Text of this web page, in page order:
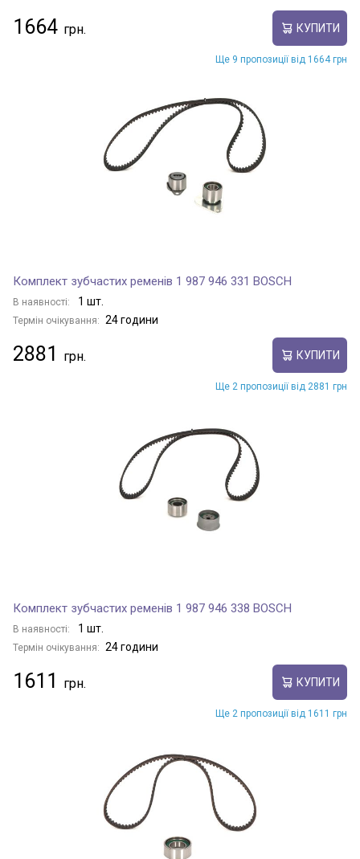
1664 КУПИТИ
Ще 9 пропозиції від 1664 грн
Комплект зубчастих ременів 1 987 946 331 BOSCH
В наявності: 1 шт.
Термін очікування: 24 години
2881 КУПИТИ
Ще 2 пропозиції від 2881 грн
Комплект зубчастих ременів 1 987 946 338 BOSCH
В наявності: 1 шт.
Термін очікування: 24 години
1611 КУПИТИ
Ще 2 пропозиції від 1611 грн